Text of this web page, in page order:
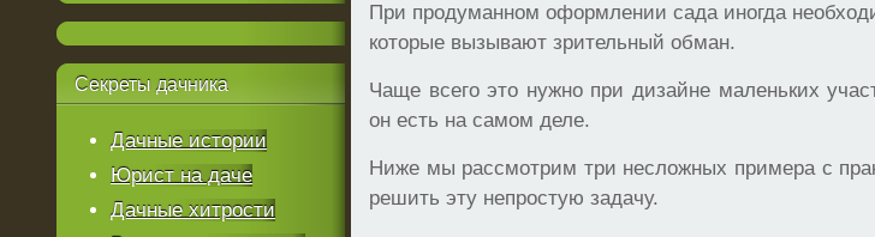
При продуманном оформлении сада иногда
которые вызывают зрительный обман.
Чаще всего это нужно при дизайне маленьких
он есть на самом деле.
Ниже мы рассмотрим три несложных примера с
решить эту непростую задачу.
Секреты дачника
Дачные истории
Юрист на даче
Дачные хитрости